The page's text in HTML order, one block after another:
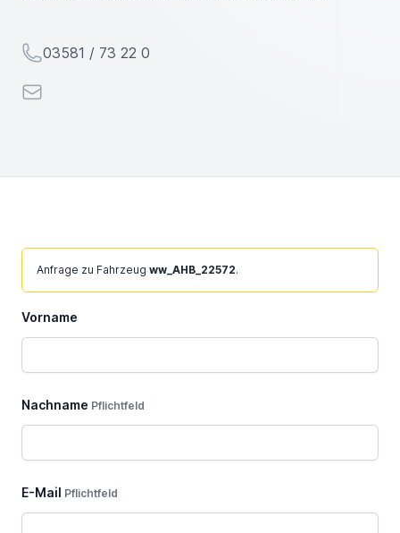
Telefon
03581 / 73 22 0
E-Mail
Feld
Anfrage zu Fahrzeug ww_AHB_22572.
Vorname
Nachname Pflichtfeld
E-Mail Pflichtfeld